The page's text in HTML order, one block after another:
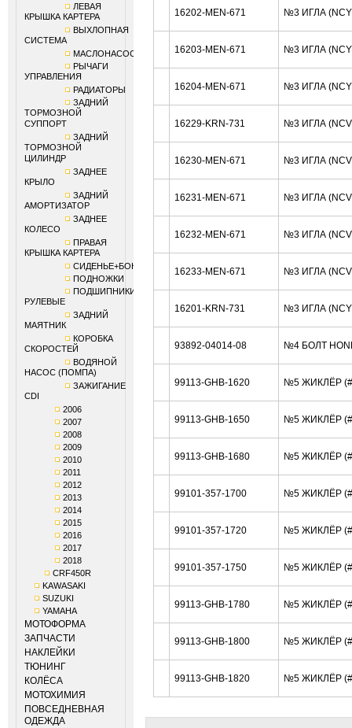
ЛЕВАЯ
КРЫШКА КАРТЕРА
ВЫХЛОПНАЯ
СИСТЕМА
МАСЛОНАСОС
РЫЧАГИ
УПРАВЛЕНИЯ
РАДИАТОРЫ
ЗАДНИЙ
ТОРМОЗНОЙ
СУППОРТ
ЗАДНИЙ
ТОРМОЗНОЙ
ЦИЛИНДР
ЗАДНЕЕ
КРЫЛО
ЗАДНИЙ
АМОРТИЗАТОР
ЗАДНЕЕ
КОЛЕСО
ПРАВАЯ
КРЫШКА КАРТЕРА
СИДЕНЬЕ+БОКОВИНЫ
ПОДНОЖКИ
ПОДШИПНИКИ
РУЛЕВЫЕ
ЗАДНИЙ
МАЯТНИК
КОРОБКА
СКОРОСТЕЙ
ВОДЯНОЙ
НАСОС (ПОМПА)
ЗАЖИГАНИЕ
CDI
2006
2007
2008
2009
2010
2011
2012
2013
2014
2015
2016
2017
2018
CRF450R
KAWASAKI
SUZUKI
YAMAHA
МОТОФОРМА
ЗАПЧАСТИ
НАКЛЕЙКИ
ТЮНИНГ
КОЛЁСА
МОТОХИМИЯ
ПОВСЕДНЕВНАЯ
ОДЕЖДА
16202-MEN-671 №3 ИГЛА
16203-MEN-671 №3 ИГЛА
16204-MEN-671 №3 ИГЛА
16229-KRN-731 №3 ИГЛА
16230-MEN-671 №3 ИГЛА
16231-MEN-671 №3 ИГЛА
16232-MEN-671 №3 ИГЛА
16233-MEN-671 №3 ИГЛА
16201-KRN-731 №3 ИГЛА
93892-04014-08 №4 БОЛТ
99113-GHB-1620 №5 ЖИКЛЁР
99113-GHB-1650 №5 ЖИКЛЁР
99113-GHB-1680 №5 ЖИКЛЁР
99101-357-1700 №5 ЖИКЛЁР
99101-357-1720 №5 ЖИКЛЁР
99101-357-1750 №5 ЖИКЛЁР
99113-GHB-1780 №5 ЖИКЛЁР
99113-GHB-1800 №5 ЖИКЛЁР
99113-GHB-1820 №5 ЖИКЛЁР